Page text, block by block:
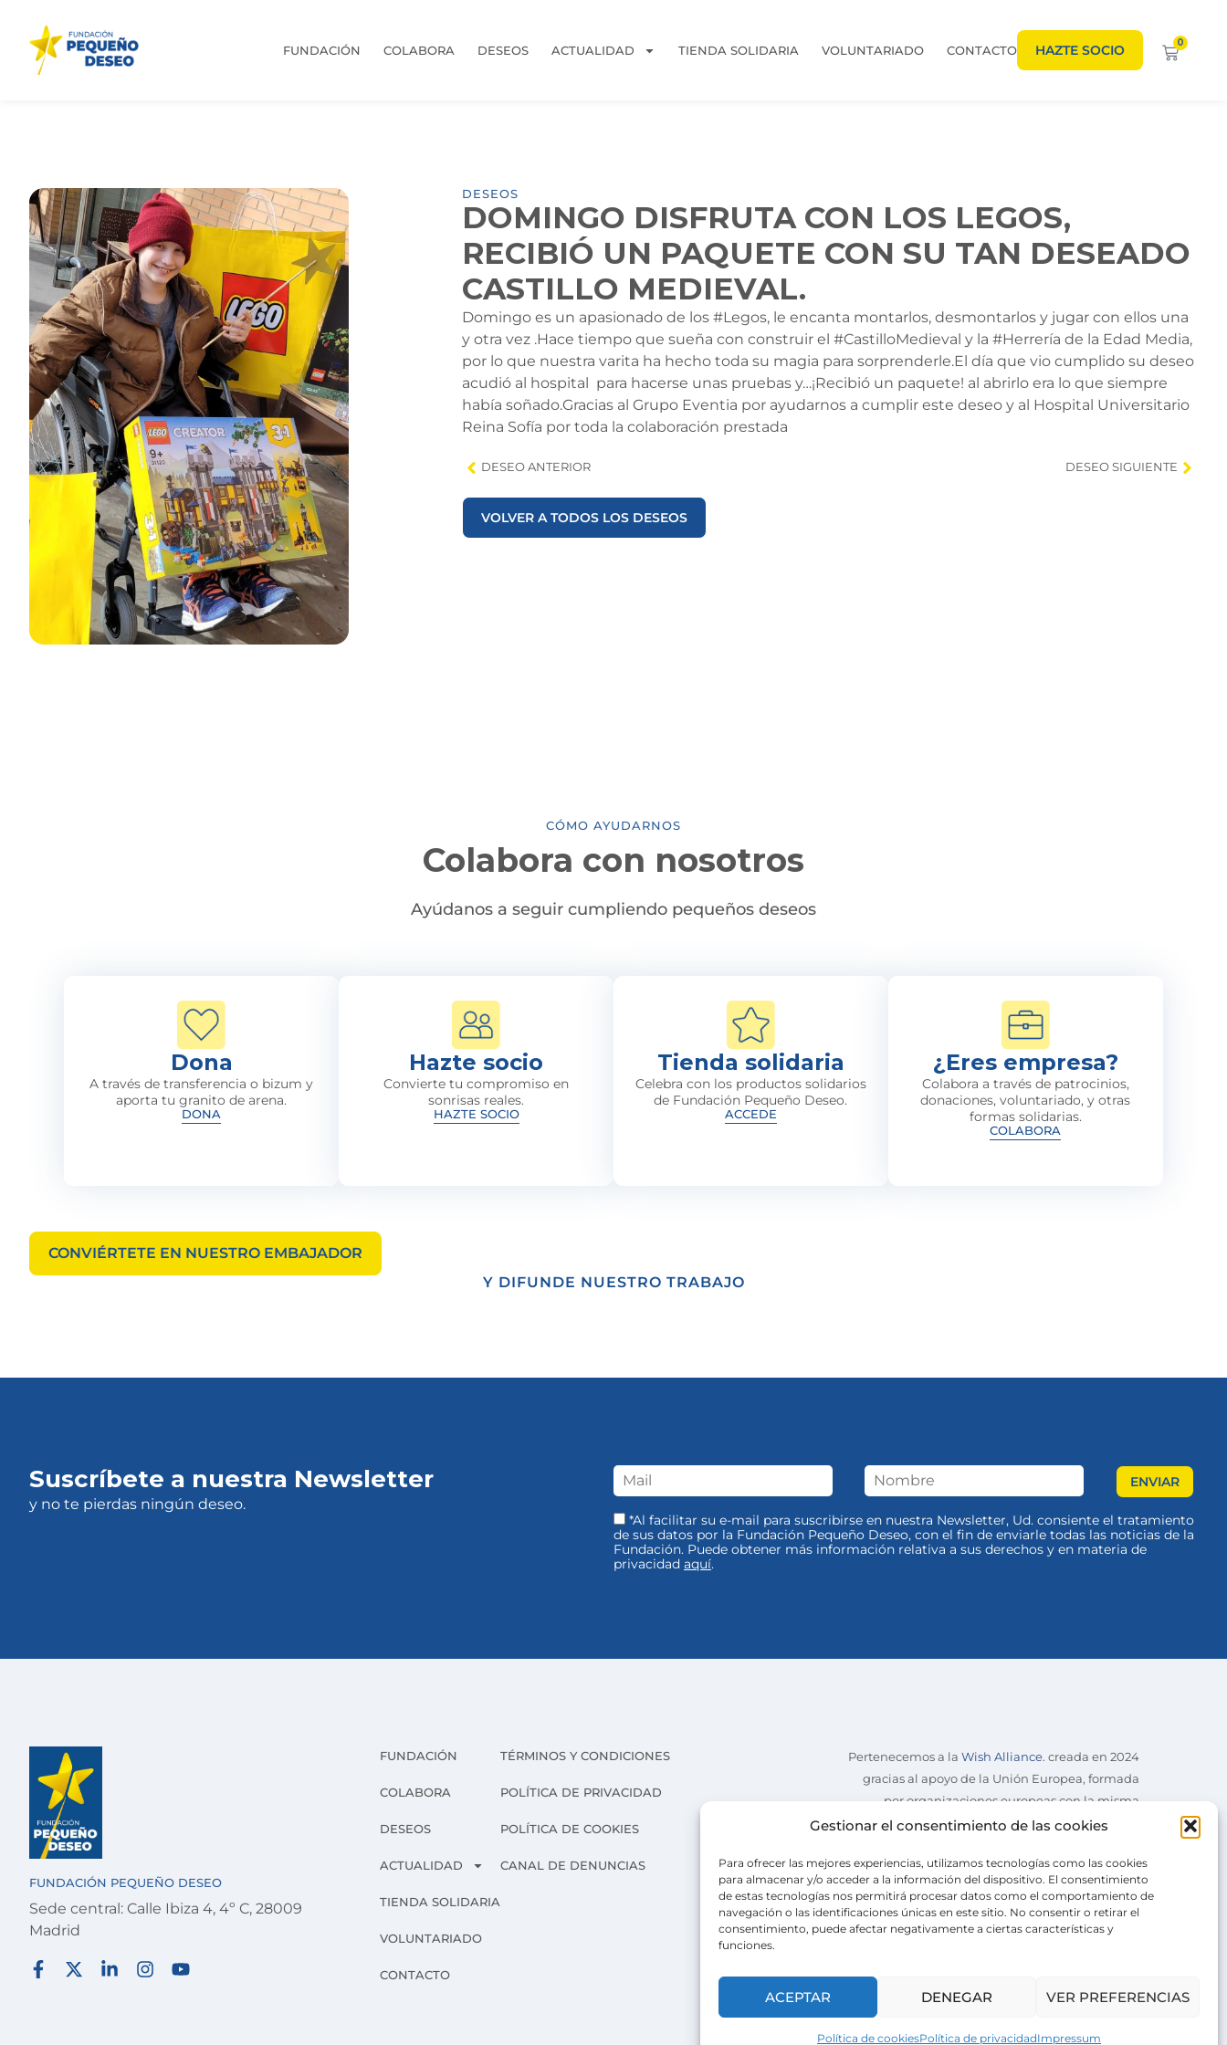
Gestionar el consentimiento de las cookies
Para ofrecer las mejores experiencias, utilizamos tecnologías como las cookies
para almacenar y/o acceder a la información del dispositivo. El consentimiento
de estas tecnologías nos permitirá procesar datos como el comportamiento de
navegación o las identificaciones únicas en este sitio. No consentir o retirar el
consentimiento, puede afectar negativamente a ciertas características y
funciones.
ACEPTAR DENEGAR VER PREFERENCIAS
Política de cookiesPolítica de privacidadImpressum
FUNDACIÓN COLABORA DESEOS ACTUALIDAD TIENDA SOLIDARIA VOLUNTARIADO CONTACTO HAZTE SOCIO 0
DESEOS
DOMINGO DISFRUTA CON LOS LEGOS,
RECIBIÓ UN PAQUETE CON SU TAN DESEADO
CASTILLO MEDIEVAL.
Domingo es un apasionado de los #Legos, le encanta montarlos, desmontarlos y jugar con ellos una
y otra vez .Hace tiempo que sueña con construir el #CastilloMedieval y la #Herrería de la Edad Media,
por lo que nuestra varita ha hecho toda su magia para sorprenderle.El día que vio cumplido su deseo
acudió al hospital para hacerse unas pruebas y…¡Recibió un paquete! al abrirlo era lo que siempre
había soñado.Gracias al Grupo Eventia por ayudarnos a cumplir este deseo y al Hospital Universitario
Reina Sofía por toda la colaboración prestada
DESEO ANTERIOR DESEO SIGUIENTE
VOLVER A TODOS LOS DESEOS
CÓMO AYUDARNOS
Colabora con nosotros
Ayúdanos a seguir cumpliendo pequeños deseos
Dona
A través de transferencia o bizum y
aporta tu granito de arena.
DONA
Hazte socio
Convierte tu compromiso en
sonrisas reales.
HAZTE SOCIO
Tienda solidaria
Celebra con los productos solidarios
de Fundación Pequeño Deseo.
ACCEDE
¿Eres empresa?
Colabora a través de patrocinios,
donaciones, voluntariado, y otras
formas solidarias.
COLABORA
CONVIÉRTETE EN NUESTRO EMBAJADOR
Y DIFUNDE NUESTRO TRABAJO
Suscríbete a nuestra Newsletter
y no te pierdas ningún deseo.
*Al facilitar su e-mail para suscribirse en nuestra Newsletter, Ud. consiente el tratamiento
de sus datos por la Fundación Pequeño Deseo, con el fin de enviarle todas las noticias de la
Fundación. Puede obtener más información relativa a sus derechos y en materia de
privacidad aquí.
FUNDACIÓN PEQUEÑO DESEO
Sede central: Calle Ibiza 4, 4º C, 28009
Madrid
FUNDACIÓN
COLABORA
DESEOS
ACTUALIDAD
TIENDA SOLIDARIA
VOLUNTARIADO
CONTACTO
TÉRMINOS Y CONDICIONES
POLÍTICA DE PRIVACIDAD
POLÍTICA DE COOKIES
CANAL DE DENUNCIAS
Pertenecemos a la Wish Alliance. creada en 2024
gracias al apoyo de la Unión Europea, formada
por organizaciones europeas con la misma
misión.